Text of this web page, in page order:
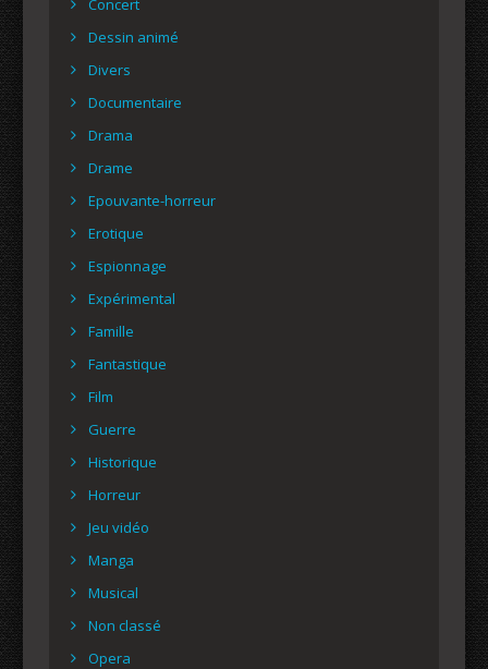
Dessin animé
Divers
Documentaire
Drama
Drame
Epouvante-horreur
Erotique
Espionnage
Expérimental
Famille
Fantastique
Film
Guerre
Historique
Horreur
Jeu vidéo
Manga
Musical
Non classé
Opera